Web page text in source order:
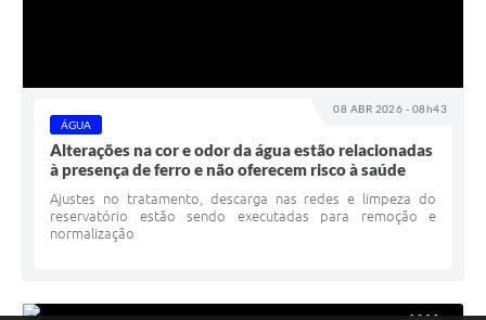
08 ABR 2026 - 08h43
ÁGUA
Alterações na cor e odor da água estão relacionadas
à presença de ferro e não oferecem risco à saúde
Ajustes no tratamento, descarga nas redes e limpeza do
reservatório estão sendo executadas para remoção e
normalização